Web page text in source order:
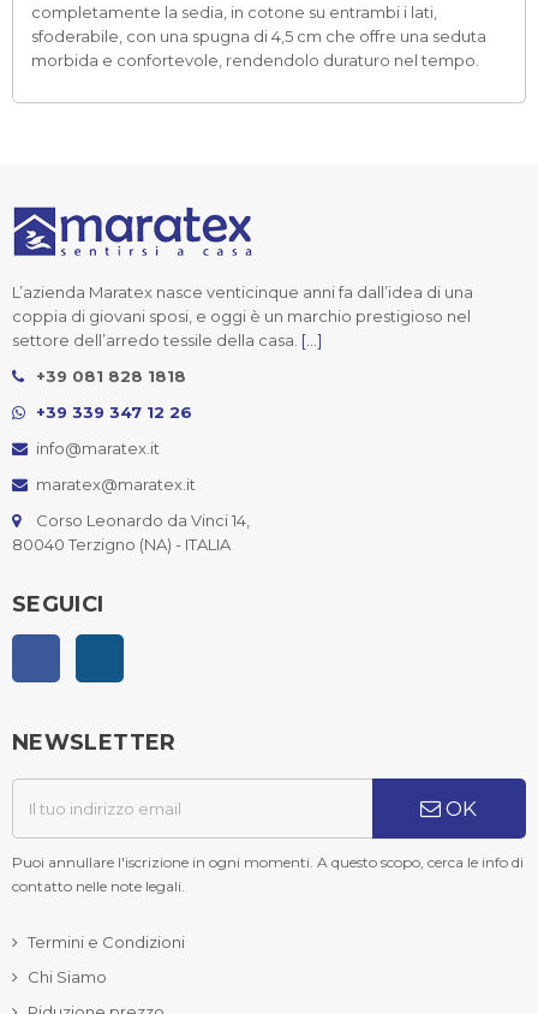
completamente la sedia, in cotone su entrambi i lati,
sfoderabile, con una spugna di 4,5 cm che offre una seduta
morbida e confortevole, rendendolo duraturo nel tempo.
L’azienda Maratex nasce venticinque anni fa dall’idea di una
coppia di giovani sposi, e oggi è un marchio prestigioso nel
settore dell’arredo tessile della casa. [...]
+39 081 828 1818
+39 339 347 12 26
info@maratex.it
maratex@maratex.it
Corso Leonardo da Vinci 14,
80040 Terzigno (NA) - ITALIA
SEGUICI
NEWSLETTER
OK
Puoi annullare l'iscrizione in ogni momenti. A questo scopo, cerca le info di
contatto nelle note legali.
Termini e Condizioni
Chi Siamo